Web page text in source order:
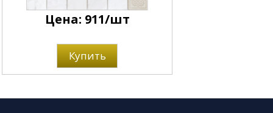
Цена: 911/шт
Купить